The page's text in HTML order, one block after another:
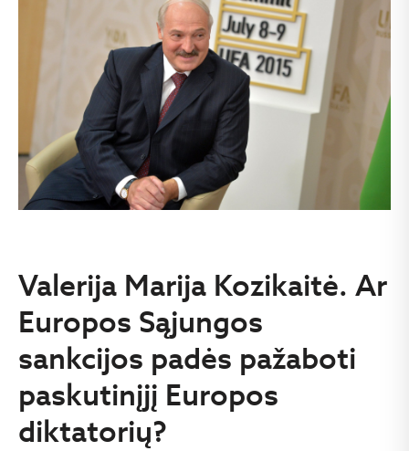
Valerija Marija Kozikaitė. Ar
Europos Sąjungos
sankcijos padės pažaboti
paskutinįjį Europos
diktatorių?